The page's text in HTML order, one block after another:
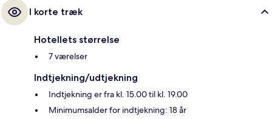
I korte træk
Hotellets størrelse
7 værelser
Indtjekning/udtjekning
Indtjekning er fra kl. 15.00 til kl. 19.00
Minimumsalder for indtjekning: 18 år